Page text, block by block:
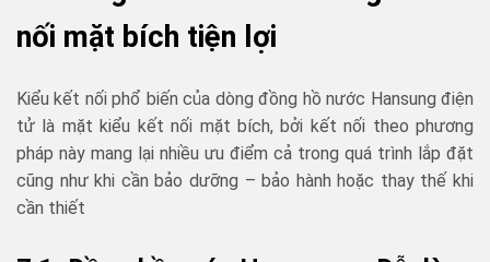
nối mặt bích tiện lợi
Kiểu kết nối phổ biến của dòng đồng hồ nước Hansung điện
tử là mặt kiểu kết nối mặt bích, bởi kết nối theo phương
pháp này mang lại nhiều ưu điểm cả trong quá trình lắp đặt
cũng như khi cần bảo dưỡng – bảo hành hoặc thay thế khi
cần thiết